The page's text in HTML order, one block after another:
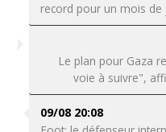
record pour un mois de
Le plan pour Gaza
voie à suivre",
09/08 20:08